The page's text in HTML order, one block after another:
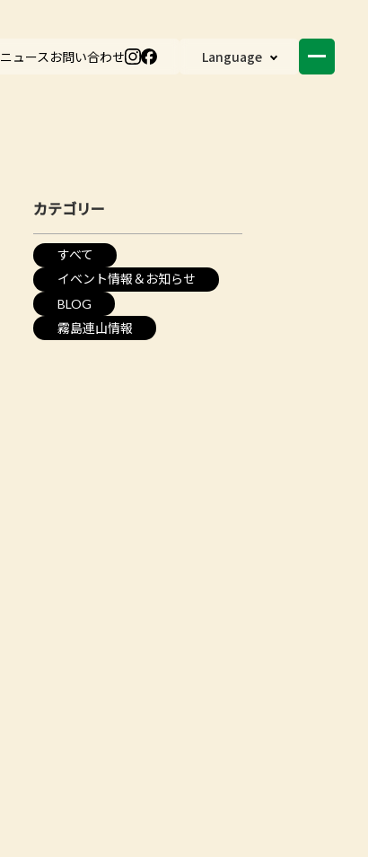
ニュース お問い合わせ Language
カテゴリー
すべて
イベント情報＆お知らせ
BLOG
霧島連山情報